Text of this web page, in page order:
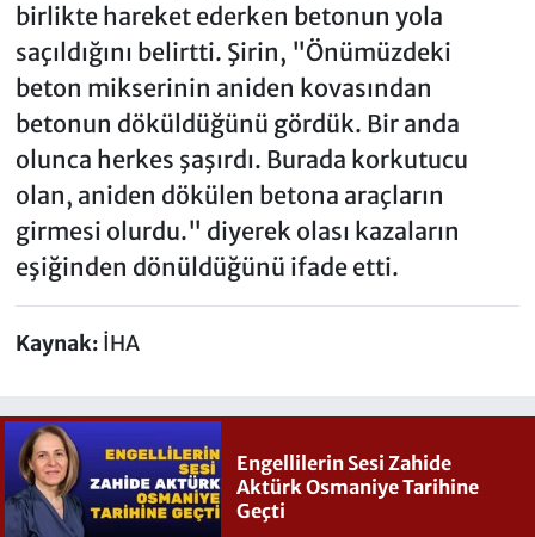
birlikte hareket ederken betonun yola
saçıldığını belirtti. Şirin, "Önümüzdeki
beton mikserinin aniden kovasından
betonun döküldüğünü gördük. Bir anda
olunca herkes şaşırdı. Burada korkutucu
olan, aniden dökülen betona araçların
girmesi olurdu." diyerek olası kazaların
eşiğinden dönüldüğünü ifade etti.
Kaynak: İHA
Engellilerin Sesi Zahide
Aktürk Osmaniye Tarihine
Geçti